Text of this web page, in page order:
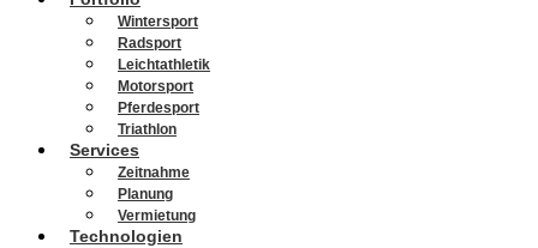
Wintersport
Radsport
Leichtathletik
Motorsport
Pferdesport
Triathlon
Services
Zeitnahme
Planung
Vermietung
Technologien